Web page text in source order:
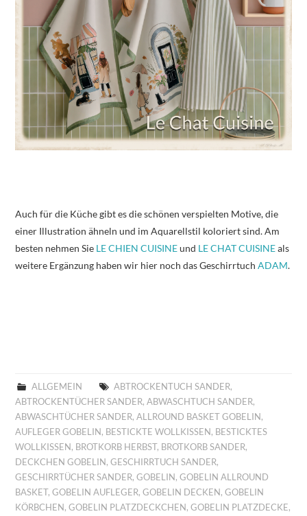
Auch für die Küche gibt es die schönen verspielten Motive, die
einer Illustration ähneln und im Aquarellstil koloriert sind. Am
besten nehmen Sie LE CHIEN CUISINEund LE CHAT CUISINEals
weitere Ergänzung haben wir hier noch das GeschirrtuchADAM.
ALLGEMEIN ABTROCKENTUCH SANDER,
ABTROCKENTÜCHER SANDER,ABWASCHTUCH SANDER,
ABWASCHTÜCHER SANDER,ALLROUND BASKET GOBELIN ,
AUFLEGER GOBELIN , BESTICKTE WOLLKISSEN , BESTICKTES
WOLLKISSEN , BROTKORB HERBST, BROTKORB SANDER,
DECKCHEN GOBELIN ,GESCHIRRTUCH SANDER,
GESCHIRRTÜCHER SANDER,GOBELIN ,GOBELIN ALLROUND
BASKET,GOBELIN AUFLEGER,GOBELIN DECKEN ,GOBELIN
KÖRBCHEN ,GOBELIN PLATZDECKCHEN ,GOBELIN PLATZDECKE,